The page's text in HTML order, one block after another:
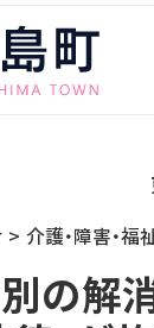
介護・障害・福
別の解